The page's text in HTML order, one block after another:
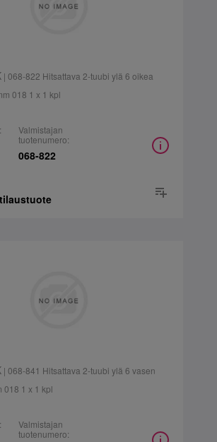
| 068-822 Hitsattava 2-tuubi ylä 6 oikea
018 1 x 1 kpl
Valmistajan
tuotenumero:
068-822
| 068-841 Hitsattava 2-tuubi ylä 6 vasen
018 1 x 1 kpl
Valmistajan
tuotenumero: